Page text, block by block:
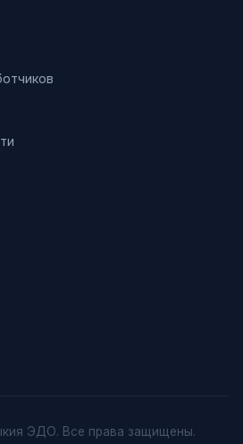
ЭДО. Все права защищены.